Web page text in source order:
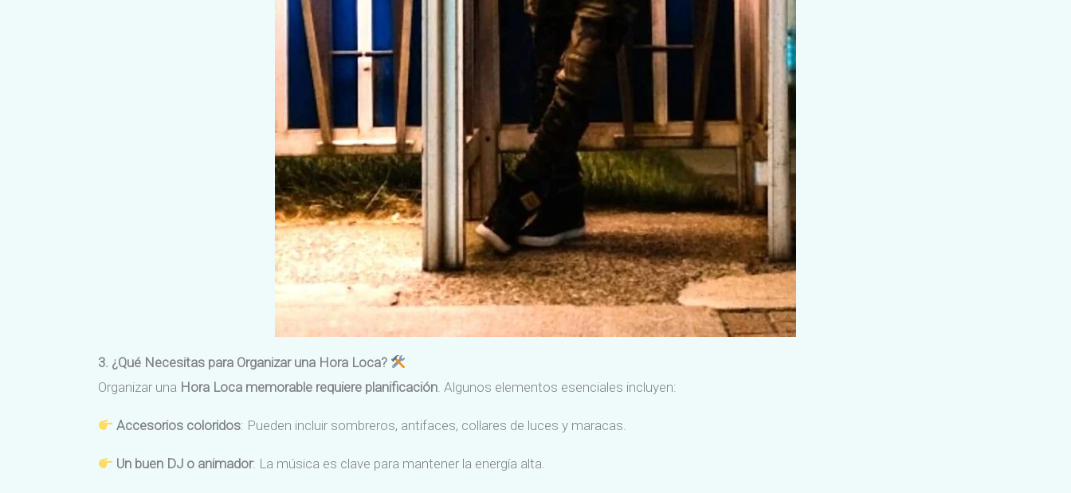
3. ¿Qué Necesitas para Organizar una Hora Loca?
Organizar una Hora Loca memorable requiere planificación. Algunos elementos esenciales incluyen:
Accesorios coloridos: Pueden incluir sombreros, antifaces, collares de luces y maracas.
Un buen DJ o animador: La música es clave para mantener la energía alta.